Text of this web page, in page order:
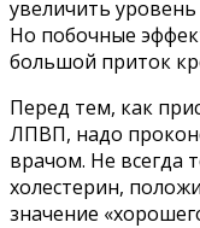
увеличить уровень
Но побочные
большой приток
Перед тем, как
ЛПВП, надо
врачом. Не всегда
холестерин,
значение